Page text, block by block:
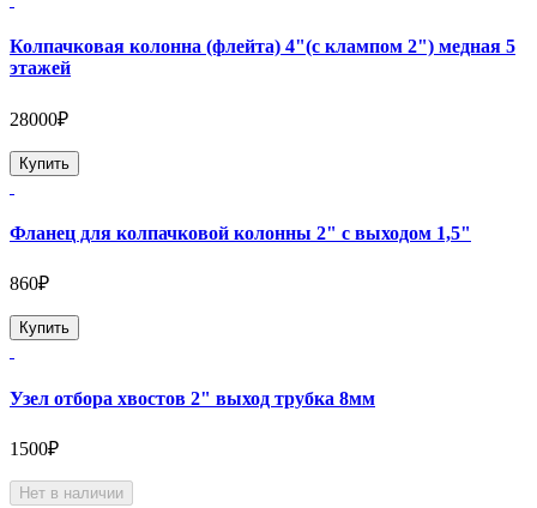
Колпачковая колонна (флейта) 4"(с клампом 2") медная 5
этажей
28000₽
Купить
Фланец для колпачковой колонны 2" с выходом 1,5"
860₽
Купить
Узел отбора хвостов 2" выход трубка 8мм
1500₽
Нет в наличии